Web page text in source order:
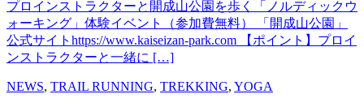
プロインストラクターと開成山公園を歩く「ノルディックウ
ォーキング」体験イベント（参加費無料） 「開成山公園」
公式サイトhttps://www.kaiseizan-park.com 【ポイント】プロイ
ンストラクターと一緒に […]
NEWS, TRAIL RUNNING, TREKKING, YOGA